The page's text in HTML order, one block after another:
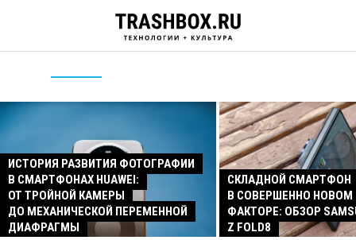
ИСТОРИЯ РАЗВИТИЯ ФОТОГРАФИИ
В СМАРТФОНАХ HUAWEI:
ОТ ТРОЙНОЙ КАМЕРЫ
ДО МЕХАНИЧЕСКОЙ ПЕРЕМЕННОЙ
ДИАФРАГМЫ
СКЛАДНОЙ СМАРТФОН
В СОВЕРШЕННО
ФАКТОРЕ: ОБЗОР
Z FOLD8